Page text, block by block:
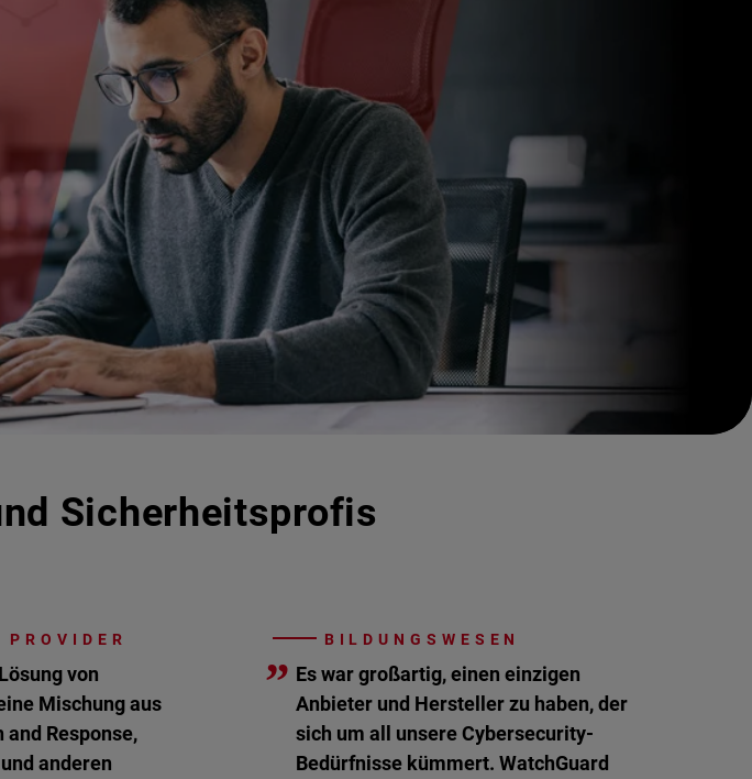
Sicherheitsprofis
von
Mischung aus
Response,
anderen
BILDUNGSWESEN
” Es war großartig, einen einzigen
Anbieter und Hersteller zu haben, der
sich um all unsere Cybersecurity-
Bedürfnisse kümmert. WatchGuard